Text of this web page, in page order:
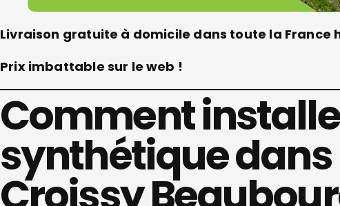
Livraison gratuite à domicile dans toute la France
Prix imbattable sur le web !
Comment
synthétique dans